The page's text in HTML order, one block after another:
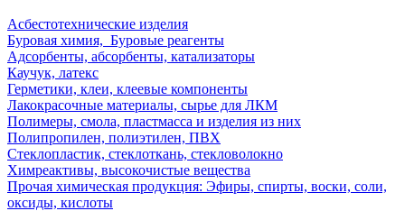
Асбестотехнические изделия
Буровая химия, Буровые реагенты
Адсорбенты, абсорбенты, катализаторы
Каучук, латекс
Герметики, клеи, клеевые компоненты
Лакокрасочные материалы, сырье для ЛКМ
Полимеры, смола, пластмасса и изделия из них
Полипропилен, полиэтилен, ПВХ
Стеклопластик, стеклоткань, стекловолокно
Химреактивы, высокочистые вещества
Прочая химическая продукция: Эфиры, спирты, воски, соли,
оксиды, кислоты